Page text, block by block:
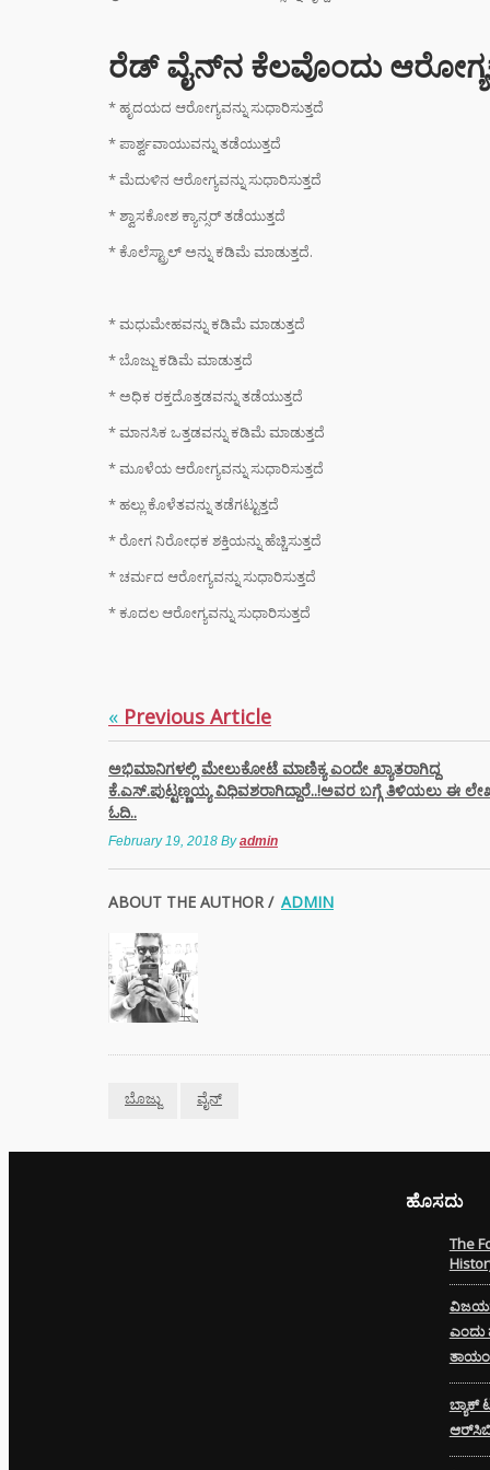
ರೆಡ್ ವೈನ್‌ನ ಕೆಲವೊಂದು
* ಹೃದಯದ ಆರೋಗ್ಯವನ್ನು ಸುಧಾರಿಸುತ್ತದೆ
* ಪಾರ್ಶ್ವವಾಯುವನ್ನು ತಡೆಯುತ್ತದೆ
* ಮೆದುಳಿನ ಆರೋಗ್ಯವನ್ನು ಸುಧಾರಿಸುತ್ತದೆ
* ಶ್ವಾಸಕೋಶ ಕ್ಯಾನ್ಸರ್ ತಡೆಯುತ್ತದೆ
* ಕೊಲೆಸ್ಟ್ರಾಲ್ ಅನ್ನು ಕಡಿಮೆ ಮಾಡುತ್ತದೆ.
* ಮಧುಮೇಹವನ್ನು ಕಡಿಮೆ ಮಾಡುತ್ತದೆ
* ಬೊಜ್ಜು ಕಡಿಮೆ ಮಾಡುತ್ತದೆ
* ಅಧಿಕ ರಕ್ತದೊತ್ತಡವನ್ನು ತಡೆಯುತ್ತದೆ
* ಮಾನಸಿಕ ಒತ್ತಡವನ್ನು ಕಡಿಮೆ ಮಾಡುತ್ತದೆ
* ಮೂಳೆಯ ಆರೋಗ್ಯವನ್ನು ಸುಧಾರಿಸುತ್ತದೆ
* ಹಲ್ಲು ಕೊಳೆತವನ್ನು ತಡೆಗಟ್ಟುತ್ತದೆ
* ರೋಗ ನಿರೋಧಕ ಶಕ್ತಿಯನ್ನು ಹೆಚ್ಚಿಸುತ್ತದೆ
* ಚರ್ಮದ ಆರೋಗ್ಯವನ್ನು ಸುಧಾರಿಸುತ್ತದೆ
* ಕೂದಲ ಆರೋಗ್ಯವನ್ನು ಸುಧಾರಿಸುತ್ತದೆ
« Previous Article
ಅಭಿಮಾನಿಗಳಲ್ಲಿ ಮೇಲುಕೋಟೆ ಮಾಣಿಕ್ಯ ಎಂದೇ ಖ್ಯಾತರಾಗಿದ್ದ
ಕೆ.ಎಸ್.ಪುಟ್ಟಣ್ಣಯ್ಯ ವಿಧಿವಶರಾಗಿದ್ದಾರೆ..!ಅವರ ಬಗ್ಗೆ ತಿಳಿಯಲು ಈ
ಓದಿ..
February 19, 2018 Byadmin
ABOUT THE AUTHOR / ADMIN
ಬೊಜ್ಜು ವೈನ್
ಹೊಸದು
The
ಎಂದು
ಬ್ಯಾಕ್
ಆರ್‌ಸಿಬಿ